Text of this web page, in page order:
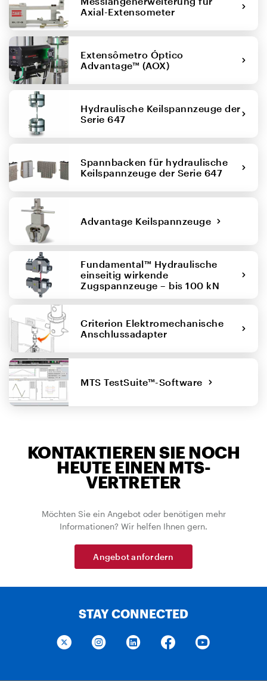
Axial-Extensometer
Extensômetro Óptico
Advantage™ (AOX)
Hydraulische Keilspannzeuge der
Serie 647
Spannbacken für hydraulische
Keilspannzeuge der Serie 647
Advantage Keilspannzeuge
Fundamental™ Hydraulische
einseitig wirkende
Zugspannzeuge – bis 100 kN
Criterion Elektromechanische
Anschlussadapter
MTS TestSuite™-Software
KONTAKTIEREN SIE NOCH
HEUTE EINEN MTS-
VERTRETER
Möchten Sie ein Angebot oder benötigen mehr
Informationen? Wir helfen Ihnen gern.
Angebot anfordern
STAY CONNECTED